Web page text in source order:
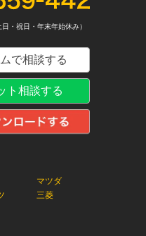
マツダ
三菱
・祝日・年末年始休み）
で相談する
ト相談する